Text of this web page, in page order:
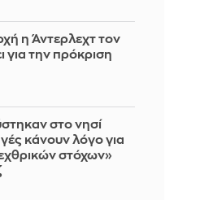
η Άντερλεχτ τον
την πρόκριση
στο νησί
κάνουν λόγο για
στόχων»